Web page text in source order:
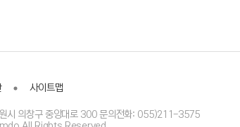
사이트맵
시 의창구 중앙대로 300 문의전화: 055)211-3575